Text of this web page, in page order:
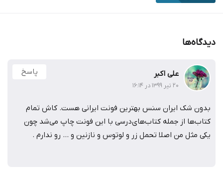
دیدگاه‌ها
علی اکبر
۲۰ تیر ۱۳۹۹ در ۱۶:۱۴
پاسخ
بدون شک ایران سنس بهترین فونت ایرانی هست. کاش تمام
کتاب‌ها از جمله کتاب‌های‌درسی با این فونت چاپ می‌شد چون
یکی مثل من اصلا تحمل زر و لوتوس و نازنین و … رو ندارم .